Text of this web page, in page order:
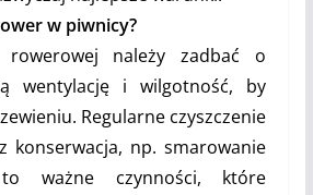
w piwnicy?
należy zadbać o
wentylację i wilgotność, by
Regularne czyszczenie
konserwacja, np. smarowanie
to ważne czynności, które